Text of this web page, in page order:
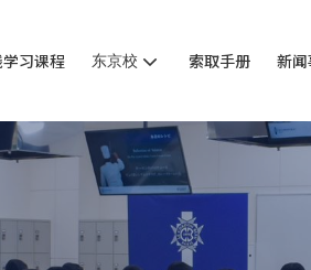
习课程 东京校 索取手册 新